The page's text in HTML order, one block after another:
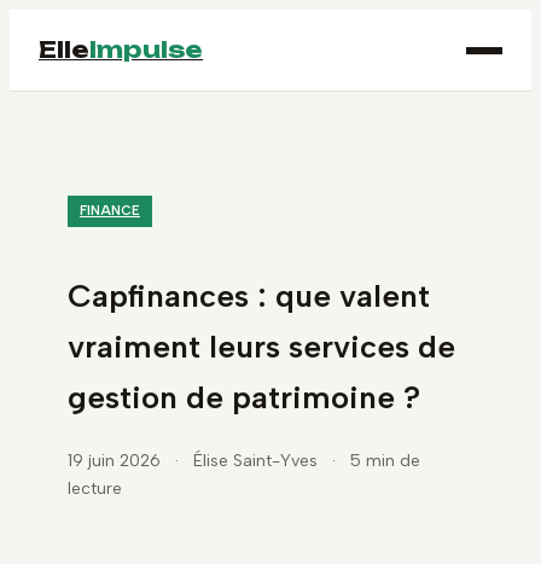
ElleImpulse
FINANCE
Capfinances : que valent
vraiment leurs services de
gestion de patrimoine ?
19 juin 2026 · Élise Saint-Yves ·
5 min de
lecture